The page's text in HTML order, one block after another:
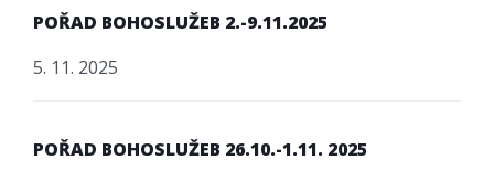
POŘAD BOHOSLUŽEB 2.-9.11.2025
5. 11. 2025
POŘAD BOHOSLUŽEB 26.10.-1.11. 2025